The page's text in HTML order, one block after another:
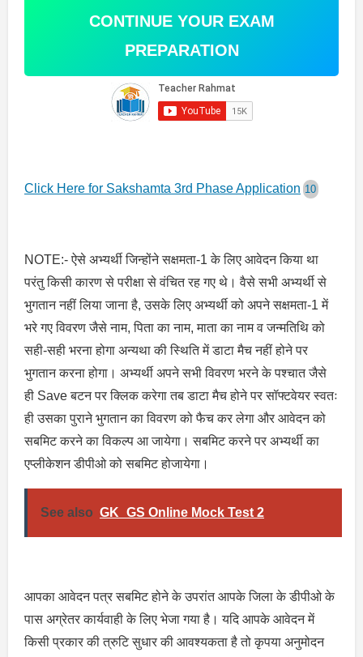
CONTINUE YOUR EXAM
PREPARATION
Click Here for Sakshamta 3rd Phase Application
NOTE:- ऐसे अभ्यर्थी जिन्होंने सक्षमता-1 के लिए आवेदन किया था
परंतु किसी कारण से परीक्षा से वंचित रह गए थे। वैसे सभी अभ्यर्थी से
भुगतान नहीं लिया जाना है, उसके लिए अभ्यर्थी को अपने सक्षमता-1 में
भरे गए विवरण जैसे नाम, पिता का नाम, माता का नाम व जन्मतिथि को
सही-सही भरना होगा अन्यथा की स्थिति में डाटा मैच नहीं होने पर
भुगतान करना होगा। अभ्यर्थी अपने सभी विवरण भरने के पश्चात जैसे
ही Save बटन पर क्लिक करेगा तब डाटा मैच होने पर सॉफ्टवेयर स्वतः
ही उसका पुराने भुगतान का विवरण को फैच कर लेगा और आवेदन को
सबमिट करने का विकल्प आ जायेगा। सबमिट करने पर अभ्यर्थी का
एप्लीकेशन डीपीओ को सबमिट होजायेगा।
See also GK_GS Online Mock Test 2
आपका आवेदन पत्र सबमिट होने के उपरांत आपके जिला के डीपीओ के
पास अग्रेतर कार्यवाही के लिए भेजा गया है। यदि आपके आवेदन में
किसी प्रकार की त्रुटि सुधार की आवश्यकता है तो कृपया अनुमोदन